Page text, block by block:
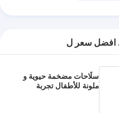
افضل سعر ل
سلّاحات مضخمة حيوية و
ملونة للأطفال تجربة